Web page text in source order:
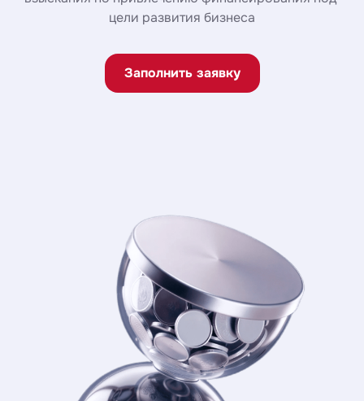
цели развития бизнеса
Заполнить заявку